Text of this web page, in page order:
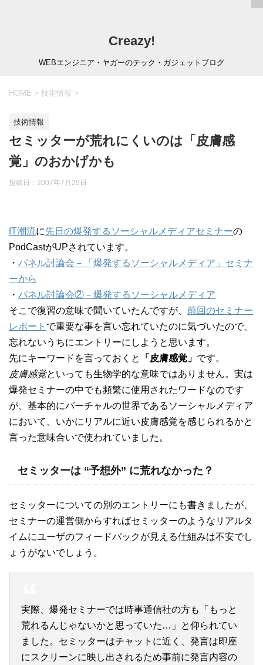
Creazy!
WEBエンジニア・ヤガーのテック・ガジェットブログ
HOME > 技術情報 >
技術情報
セミッターが荒れにくいのは「皮膚感
覚」のおかげかも
投稿日： 2007年7月29日
IT潮流に先日の爆発するソーシャルメディアセミナーの
PodCastがUPされています。
・ パネル討論会－「爆発するソーシャルメディア」セミナ
ーから
・ パネル討論会②－爆発するソーシャルメディア
そこで復習の意味で聞いていたんですが、 前回のセミナー
レポート で重要な事を言い忘れていたのに気づいたので、
忘れないうちにエントリーにしようと思います。
先にキーワードを言っておくと
「皮膚感覚」 です。
皮膚感覚といっても生物学的な意味ではありません。実は
爆発セミナーの中でも頻繁に使用されたワードなのです
が、基本的にバーチャルの世界であるソーシャルメディア
において、いかにリアルに近い皮膚感覚を感じられるかと
言った意味合いで使われていました。
セミッターは “予想外” に荒れなかった？
セミッターについての別のエントリーにも書きましたが、
セミナーの運営側からすればセミッターのようなリアルタ
イムにユーザのフィードバックが見える仕組みは不安でし
ょうがないでしょう。
実際、爆発セミナーでは時事通信社の方も「もっと
荒れるんじゃないかと思っていた…」と仰られてい
ました。セミッターはチャットに近く、発言は即座
にスクリーンに映し出されるため事前に発言内容の